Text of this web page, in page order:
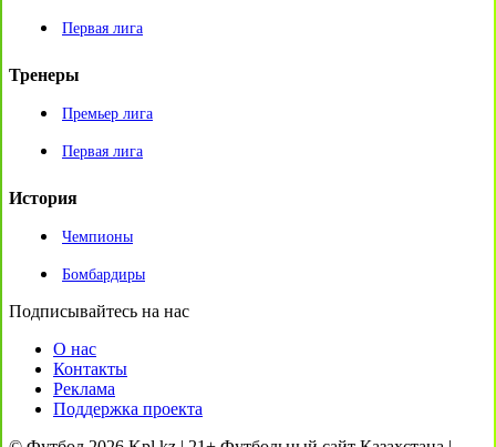
Первая лига
Тренеры
Премьер лига
Первая лига
История
Чемпионы
Бомбардиры
Подписывайтесь на нас
О нас
Контакты
Реклама
Поддержка проекта